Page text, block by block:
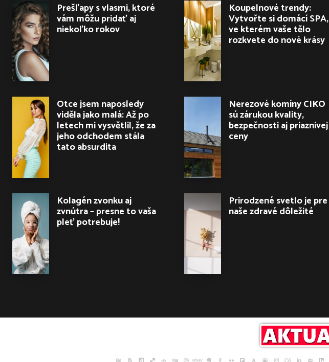
Prešľapy s vlasmi, ktoré
vám môžu pridať aj
niekoľko rokov
Otce jsem naposledy
viděla jako malá: Až po
letech mi vysvětlil, že za
jeho odchodem stála
tato absurdita
Kolagén zvonku aj
zvnútra – presne to vaša
pleť potrebuje!
Koupelnové trendy:
Vytvořte si domácí SPA,
ve kterém vaše tělo
rozkvete do nové krásy
Nerezové komíny CIKO
sú zárukou kvality,
bezpečnosti aj priaznivej
ceny
Prirodzené svetlo je pre
naše zdravé dôležité